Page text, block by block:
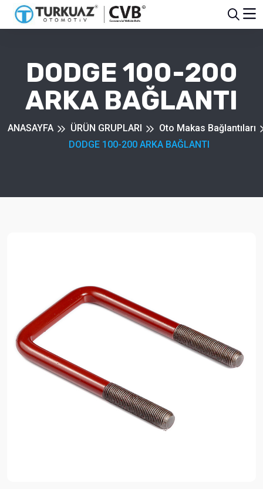
DODGE 100-200
ARKA BAĞLANTI
ANASAYFA ÜRÜN GRUPLARI
Oto Makas Bağlantıları
DODGE 100-200 ARKA BAĞLANTI